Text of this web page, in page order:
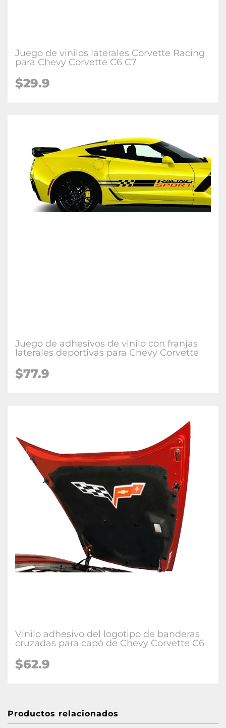
Juego de vinilos laterales Corvette Racing
para Chevy Corvette C6 C7
$29.9
Juego de adhesivos de vinilo con franjas
laterales deportivas para Chevy Corvette
$77.9
Vinilo adhesivo del logotipo de banderas
cruzadas para capó de Chevy Corvette C6
$62.9
Productos relacionados